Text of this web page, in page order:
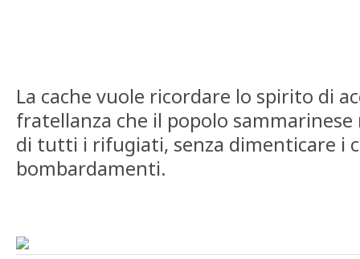
La cache vuole ricordare lo spirito di
fratellanza che il popolo
di tutti i rifugiati, senza dimenticare i
bombardamenti.